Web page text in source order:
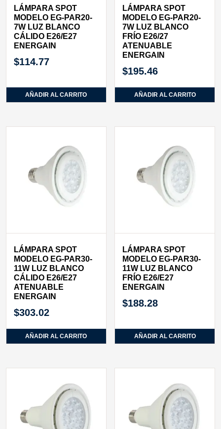
LÁMPARA SPOT
MODELO EG-PAR20-
7W LUZ BLANCO
CÁLIDO E26/E27
ENERGAIN
$114.77
AÑADIR AL CARRITO
LÁMPARA SPOT
MODELO EG-PAR20-
7W LUZ BLANCO
FRÍO E26/27
ATENUABLE
ENERGAIN
$195.46
AÑADIR AL CARRITO
LÁMPARA SPOT
MODELO EG-PAR30-
11W LUZ BLANCO
CÁLIDO E26/E27
ATENUABLE
ENERGAIN
$303.02
AÑADIR AL CARRITO
LÁMPARA SPOT
MODELO EG-PAR30-
11W LUZ BLANCO
FRÍO E26/E27
ENERGAIN
$188.28
AÑADIR AL CARRITO